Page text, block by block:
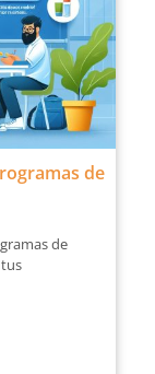
de
de